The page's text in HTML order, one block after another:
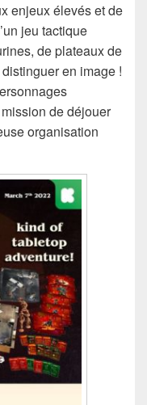
enjeux élevés et de
jeu tactique
de plateaux de
en image !
de déjouer
organisation